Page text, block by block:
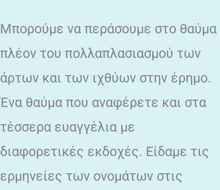
Μπορούμε να περάσουμε στο θαύμα
πλέον του πολλαπλασιασμού των
άρτων και των ιχθύων στην έρημο.
Ένα θαύμα που αναφέρετε και στα
τέσσερα ευαγγέλια με
διαφορετικές εκδοχές. Είδαμε τις
ερμηνείες των ονομάτων στις